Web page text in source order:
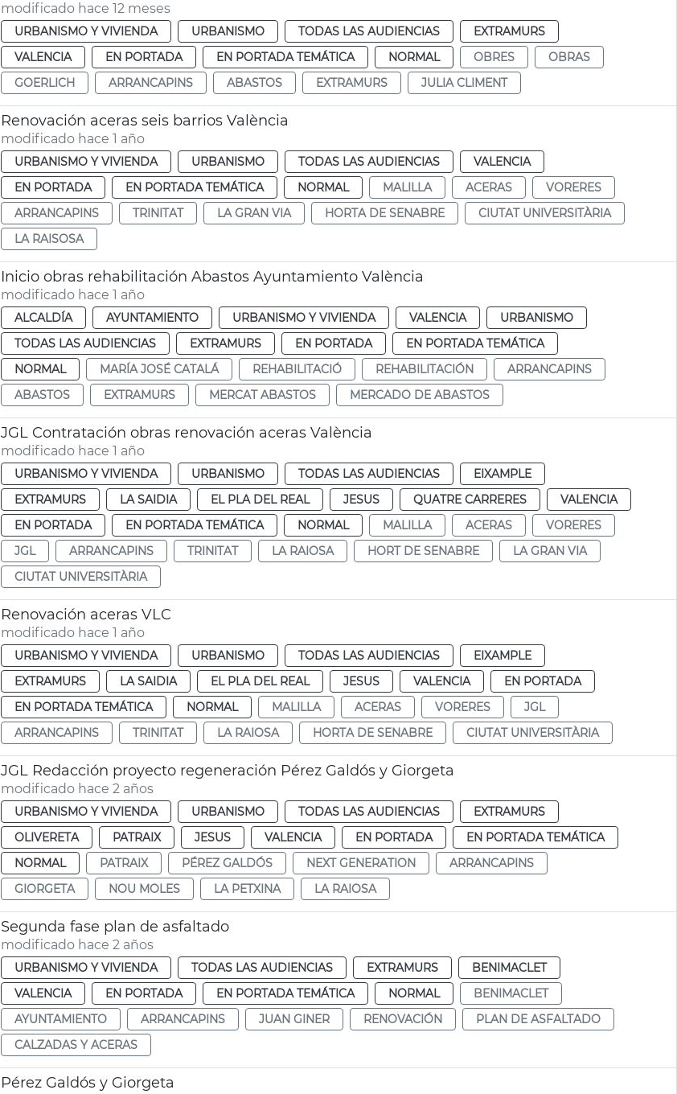
modificado hace 12 meses
URBANISMO Y VIVIENDA URBANISMO TODAS LAS AUDIENCIAS
EXTRAMURS
VALENCIA
EN PORTADA EN PORTADA TEMÁTICA NORMAL OBRES
OBRAS
GOERLICH
ARRANCAPINS ABASTOS EXTRAMURS JULIA CLIMENT
Renovación aceras seis barrios València
modificado hace 1 año
URBANISMO Y VIVIENDA URBANISMO TODAS LAS AUDIENCIAS
VALENCIA
EN PORTADA
EN PORTADA TEMÁTICA NORMAL MALILLA ACERAS
VORERES
ARRANCAPINS
TRINITAT LA GRAN VIA HORTA DE SENABRE
CIUTAT UNIVERSITÀRIA
LA RAISOSA
Inicio obras rehabilitación Abastos Ayuntamiento València
modificado hace 1 año
ALCALDÍA AYUNTAMIENTO URBANISMO Y VIVIENDA VALENCIA
URBANISMO
TODAS LAS AUDIENCIAS
EXTRAMURS EN PORTADA
EN PORTADA TEMÁTICA
NORMAL
MARÍA JOSÉ CATALÁ REHABILITACIÓ REHABILITACIÓN
ARRANCAPINS
ABASTOS
EXTRAMURS MERCAT ABASTOS MERCADO DE ABASTOS
JGL Contratación obras renovación aceras València
modificado hace 1 año
URBANISMO Y VIVIENDA URBANISMO TODAS LAS AUDIENCIAS
EIXAMPLE
EXTRAMURS
LA SAIDIA EL PLA DEL REAL JESUS QUATRE CARRERES
VALENCIA
EN PORTADA
EN PORTADA TEMÁTICA NORMAL MALILLA ACERAS
VORERES
JGL
ARRANCAPINS TRINITAT LA RAIOSA HORT DE SENABRE
LA GRAN VIA
CIUTAT UNIVERSITÀRIA
Renovación aceras VLC
modificado hace 1 año
URBANISMO Y VIVIENDA URBANISMO TODAS LAS AUDIENCIAS
EIXAMPLE
EXTRAMURS
LA SAIDIA EL PLA DEL REAL JESUS VALENCIA
EN PORTADA
EN PORTADA TEMÁTICA
NORMAL MALILLA ACERAS VORERES
JGL
ARRANCAPINS
TRINITAT LA RAIOSA HORTA DE SENABRE CIUTAT UNIVERSITÀRIA
JGL Redacción proyecto regeneración Pérez Galdós y Giorgeta
modificado hace 2 años
URBANISMO Y VIVIENDA URBANISMO TODAS LAS AUDIENCIAS
EXTRAMURS
OLIVERETA
PATRAIX JESUS VALENCIA EN PORTADA
EN PORTADA TEMÁTICA
NORMAL
PATRAIX PÉREZ GALDÓS NEXT GENERATION
ARRANCAPINS
GIORGETA
NOU MOLES LA PETXINA LA RAIOSA
Segunda fase plan de asfaltado
modificado hace 2 años
URBANISMO Y VIVIENDA TODAS LAS AUDIENCIAS EXTRAMURS
BENIMACLET
VALENCIA
EN PORTADA EN PORTADA TEMÁTICA NORMAL
BENIMACLET
AYUNTAMIENTO
ARRANCAPINS JUAN GINER RENOVACIÓN
PLAN DE ASFALTADO
CALZADAS Y ACERAS
Pérez Galdós y Giorgeta